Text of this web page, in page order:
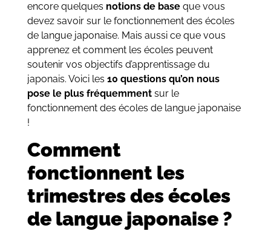
encore quelques notions de baseque vous
devez savoir sur le fonctionnement des écoles
de langue japonaise. Mais aussi ce que vous
apprenez et comment les écoles peuvent
soutenir vos objectifs d’apprentissage du
japonais. Voici les 10 questions qu’on nous
pose le plus fréquemmentsur le
fonctionnement des écoles de langue japonaise
!
Comment
fonctionnent les
trimestres des écoles
de langue japonaise ?